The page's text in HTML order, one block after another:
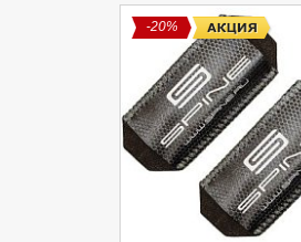
-20%